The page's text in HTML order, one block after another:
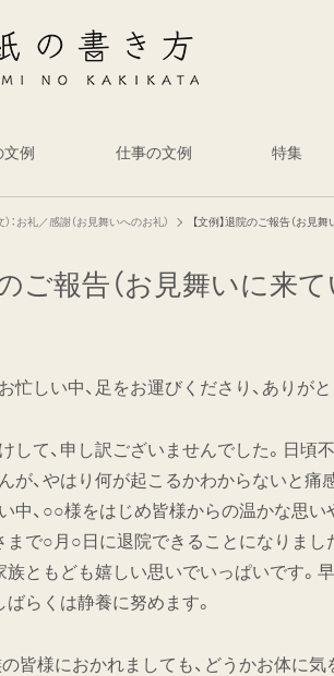
文例 仕事の文例 特集
：お礼／感謝（お見舞いへのお礼） 【文例】退院のご報告（お見
のご報告（お見舞いに来
しい中、足をお運びくださり、ありがと
して、申し訳ございませんでした。日頃
が、やはり何が起こるかわからないと痛
中、○○様をはじめ皆様からの温かな思い
まで○月○日に退院できることになりまし
族ともども嬉しい思いでいっぱいです。
ばらくは静養に努めます。
皆様におかれましても、どうかお体に